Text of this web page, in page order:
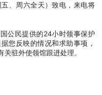
、周六全天）致电，来电将
民提供的24小时领事保护
您反映的情况和求助事项，
驻外使领馆跟进处理。